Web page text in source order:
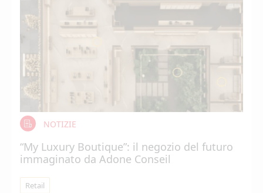
NOTIZIE
“My Luxury Boutique”: il negozio del futuro
immaginato da Adone Conseil
Retail